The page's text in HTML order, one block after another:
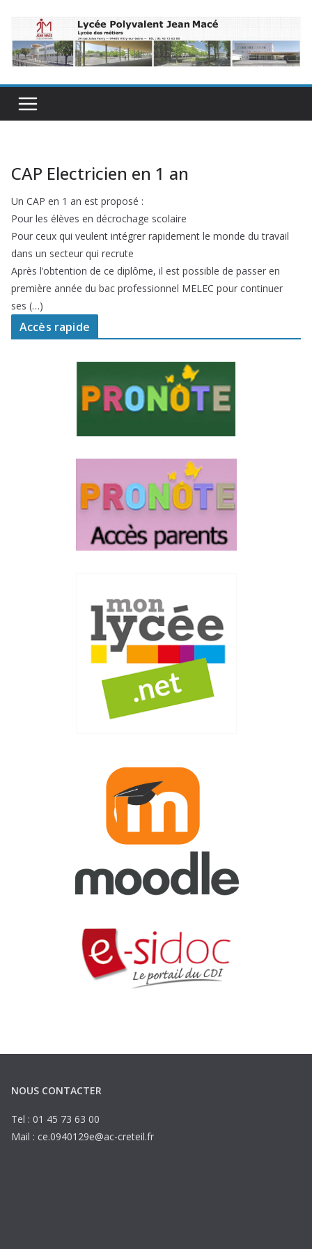
contenu
CAP Electricien en 1 an
Un CAP en 1 an est proposé :
Pour les élèves en décrochage scolaire
Pour ceux qui veulent intégrer rapidement le monde du travail
dans un secteur qui recrute
Après l’obtention de ce diplôme, il est possible de passer en
première année du bac professionnel MELEC pour continuer
ses (…)
Accès rapide
NOUS CONTACTER
Tel : 01 45 73 63 00
Mail : ce.0940129e@ac-creteil.fr